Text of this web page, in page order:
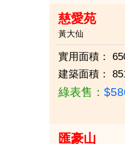
慈愛苑
黃大仙
實用面積：
建築面積：
綠表售：
匯豪山